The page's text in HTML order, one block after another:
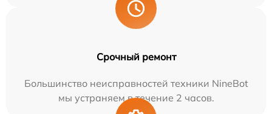
Срочный ремонт
Большинство неисправностей техники NineBot
мы устраняем в течение 2 часов.